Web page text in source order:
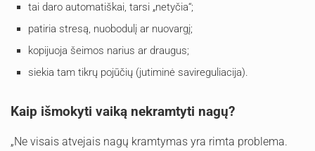
tai daro automatiškai, tarsi „netyčia“;
patiria stresą, nuobodulį ar nuovargį;
kopijuoja šeimos narius ar draugus;
siekia tam tikrų pojūčių (jutiminė savireguliacija).
Kaip išmokyti vaiką nekramtyti nagų?
„Ne visais atvejais nagų kramtymas yra rimta problema.